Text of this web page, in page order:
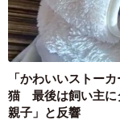
「かわいいストー
猫 最後は飼い主に
親子」と反響